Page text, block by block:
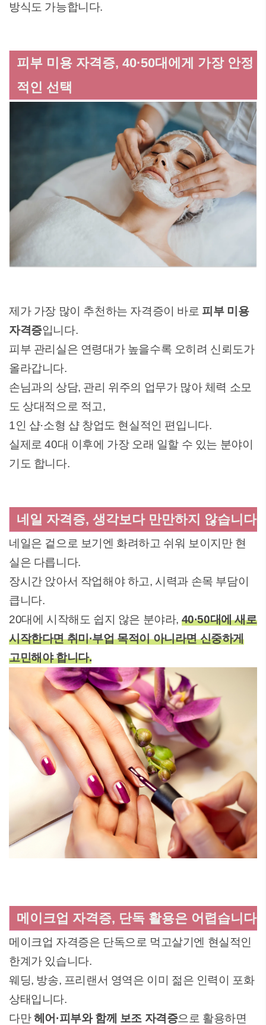
방식도 가능합니다.
피부 미용 자격증, 40·50대에게 가장 안정
적인 선택
제가 가장 많이 추천하는 자격증이 바로 피부 미용
자격증입니다.
피부 관리실은 연령대가 높을수록 오히려 신뢰도가
올라갑니다.
손님과의 상담, 관리 위주의 업무가 많아 체력 소모
도 상대적으로 적고,
1인 샵·소형 샵 창업도 현실적인 편입니다.
실제로 40대 이후에 가장 오래 일할 수 있는 분야이
기도 합니다.
네일 자격증, 생각보다 만만하지 않습니다
네일은 겉으로 보기엔 화려하고 쉬워 보이지만 현
실은 다릅니다.
장시간 앉아서 작업해야 하고, 시력과 손목 부담이
큽니다.
20대에 시작해도 쉽지 않은 분야라, 40·50대에 새로
시작한다면 취미·부업 목적이 아니라면 신중하게
고민해야 합니다.
메이크업 자격증, 단독 활용은 어렵습니다
메이크업 자격증은 단독으로 먹고살기엔 현실적인
한계가 있습니다.
웨딩, 방송, 프리랜서 영역은 이미 젊은 인력이 포화
상태입니다.
다만헤어·피부와 함께 보조 자격증으로 활용하면